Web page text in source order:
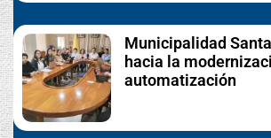
Municipalidad
hacia la
automatización